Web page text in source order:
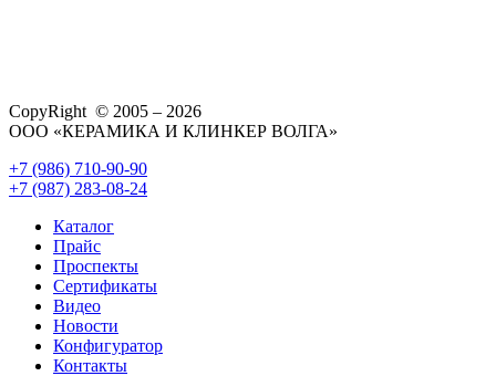
CopyRight © 2005 – 2026
ООО «КЕРАМИКА И КЛИНКЕР ВОЛГА»
+7 (986) 710-90-90
+7 (987) 283-08-24
Каталог
Прайс
Проспекты
Сертификаты
Видео
Новости
Конфигуратор
Контакты